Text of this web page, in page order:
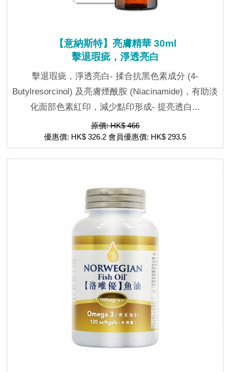
【意納斯特】亮膚精華 30ml
擊退瑕疵，淨透亮白
擊退瑕疵，淨透亮白- 揉合抗黑色素成分 (4-
Butylresorcinol) 及亮膚煙酰胺 (Niacinamide)，有助淡
化面部色素紅印，減少點印形成- 提亮透白...
原價: HK$ 466
優惠價: HK$ 326.2 會員優惠價: HK$ 293.5